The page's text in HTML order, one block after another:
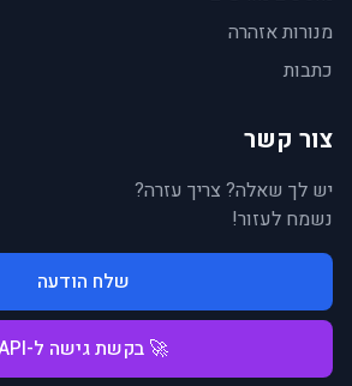
מנורות אזהרה
כתבות
צור קשר
יש לך שאלה? צריך עזרה?
נשמח לעזור!
שלח הודעה
🚀 בקשת גישה ל-API